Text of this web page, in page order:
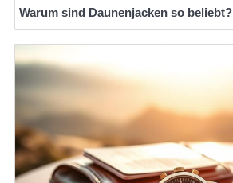
Warum sind Daunenjacken so beliebt?